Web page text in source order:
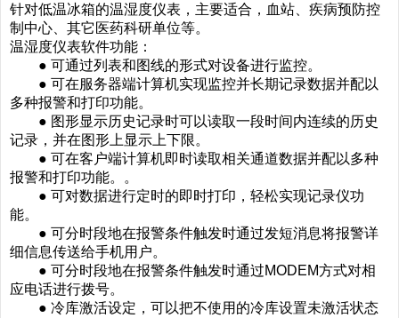
针对低温冰箱的温湿度仪表，主要适合，血站、疾病预防控
制中心、其它医药科研单位等。
温湿度仪表软件功能：
● 可通过列表和图线的形式对设备进行监控。
● 可在服务器端计算机实现监控并长期记录数据并配以
多种报警和打印功能。
● 图形显示历史记录时可以读取一段时间内连续的历史
记录，并在图形上显示上下限。
● 可在客户端计算机即时读取相关通道数据并配以多种
报警和打印功能。。
● 可对数据进行定时的即时打印，轻松实现记录仪功
能。
● 可分时段地在报警条件触发时通过发短消息将报警详
细信息传送给手机用户。
● 可分时段地在报警条件触发时通过MODEM方式对相
应电话进行拨号。
● 冷库激活设定，可以把不使用的冷库设置未激活状态